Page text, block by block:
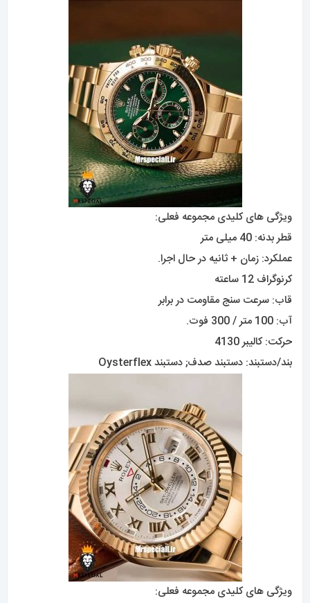
ویژگی های کلیدی مجموعه فعلی:
قطر بدنه: 40 میلی متر
عملکرد: زمان + ثانیه در حال اجرا.
کرنوگراف 12 ساعته
قاب: سرعت سنج مقاومت در برابر
آب: 100 متر / 300 فوت.
حرکت: کالیبر 4130
بند/دستبند: دستبند صدف; دستبند Oysterflex
ویژگی های کلیدی مجموعه فعلی: